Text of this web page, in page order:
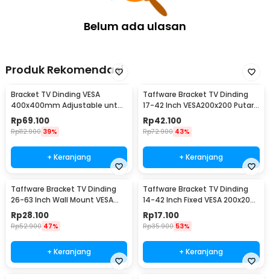
Belum ada ulasan
Produk Rekomendasi
Bracket TV Dinding VESA
400x400mm Adjustable untuk
TV LED 26-63 Inch - KT02
Rp69.100
Rp112.900 39%
+ Keranjang
Taffware Bracket TV Dinding
17-42 Inch VESA200x200 Putar
90 Tilt 15 - X-200
Rp42.100
Rp72.900 43%
+ Keranjang
Taffware Bracket TV Dinding
26-63 Inch Wall Mount VESA
400x400 - B41
Rp28.100
Rp52.900 47%
+ Keranjang
Taffware Bracket TV Dinding
14-42 Inch Fixed VESA 200x200
Beban 25kg - HD601
Rp17.100
Rp35.900 53%
+ Keranjang